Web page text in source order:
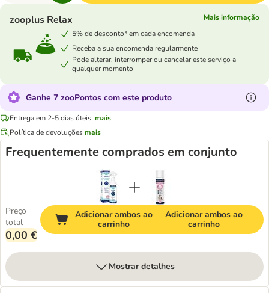
zooplus Relax
Mais informação
5% de desconto* em cada encomenda
Receba a sua encomenda regularmente
Pode alterar, interromper ou cancelar este serviço a
qualquer momento
Ganhe 7 zooPontos com este produto
Entrega em 2-5 dias úteis. mais
Política de devoluçõesmais
Frequentemente comprados em conjunto
Preço
total
0,00 €
Adicionar ambos ao
carrinho
Adicionar ambos ao
carrinho
Mostrar detalhes